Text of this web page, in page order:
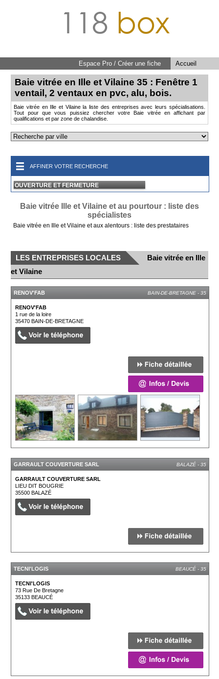
118 box
Accueil
Espace Pro / Créer une fiche
Baie vitrée en Ille et Vilaine 35 : Fenêtre 1
ventail, 2 ventaux en pvc, alu, bois.
Baie vitrée en Ille et Vilaine la liste des entreprises avec leurs spécialisations.
Tout pour que vous puissiez chercher votre Baie vitrée en affichant par
qualifications et par zone de chalandise.
AFFINER VOTRE RECHERCHE
OUVERTURE ET FERMETURE
Baie vitrée Ille et Vilaine et au pourtour : liste des
spécialistes
Baie vitrée en Ille et Vilaine et aux alentours : liste des prestataires
LES ENTREPRISES LOCALES
Baie vitrée en Ille
et Vilaine
RENOV'FAB BAIN-DE-BRETAGNE - 35
RENOV'FAB
1 rue de la loire
35470BAIN-DE-BRETAGNE
GARRAULT COUVERTURE SARL BALAZÉ - 35
GARRAULT COUVERTURE SARL
LIEU DIT BOUGRIE
35500BALAZÉ
TECNI'LOGIS BEAUCÉ - 35
TECNI'LOGIS
73 Rue De Bretagne
35133BEAUCÉ